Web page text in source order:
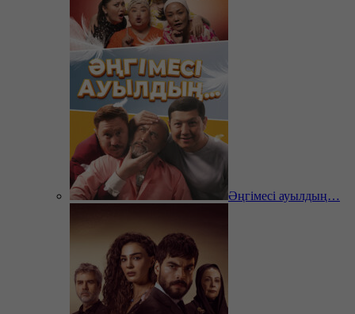
Әңгімесі ауылдың…